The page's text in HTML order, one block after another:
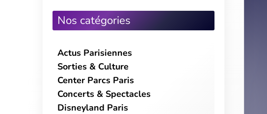
Nos catégories
Actus Parisiennes
Sorties & Culture
Center Parcs Paris
Concerts & Spectacles
Disneyland Paris